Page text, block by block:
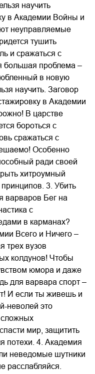
научить
в Академии Войны и
неуправляемые
тушить
и сражаться с
большая проблема –
в новую
научить. Заговор
в Академии
В царстве
бороться с
сражаться с
Особенно
ради своей
хитроумный
принципов. 3. Убить
варваров Бег на
с
в карманах?
Всего и Ничего –
трех вузов
колдунов! Чтобы
юмора и даже
для варвара спорт –
И если ты живешь и
неволей это
сложных
мир, защитить
потехи. 4. Академия
неведомые шутники
расслабляйся.